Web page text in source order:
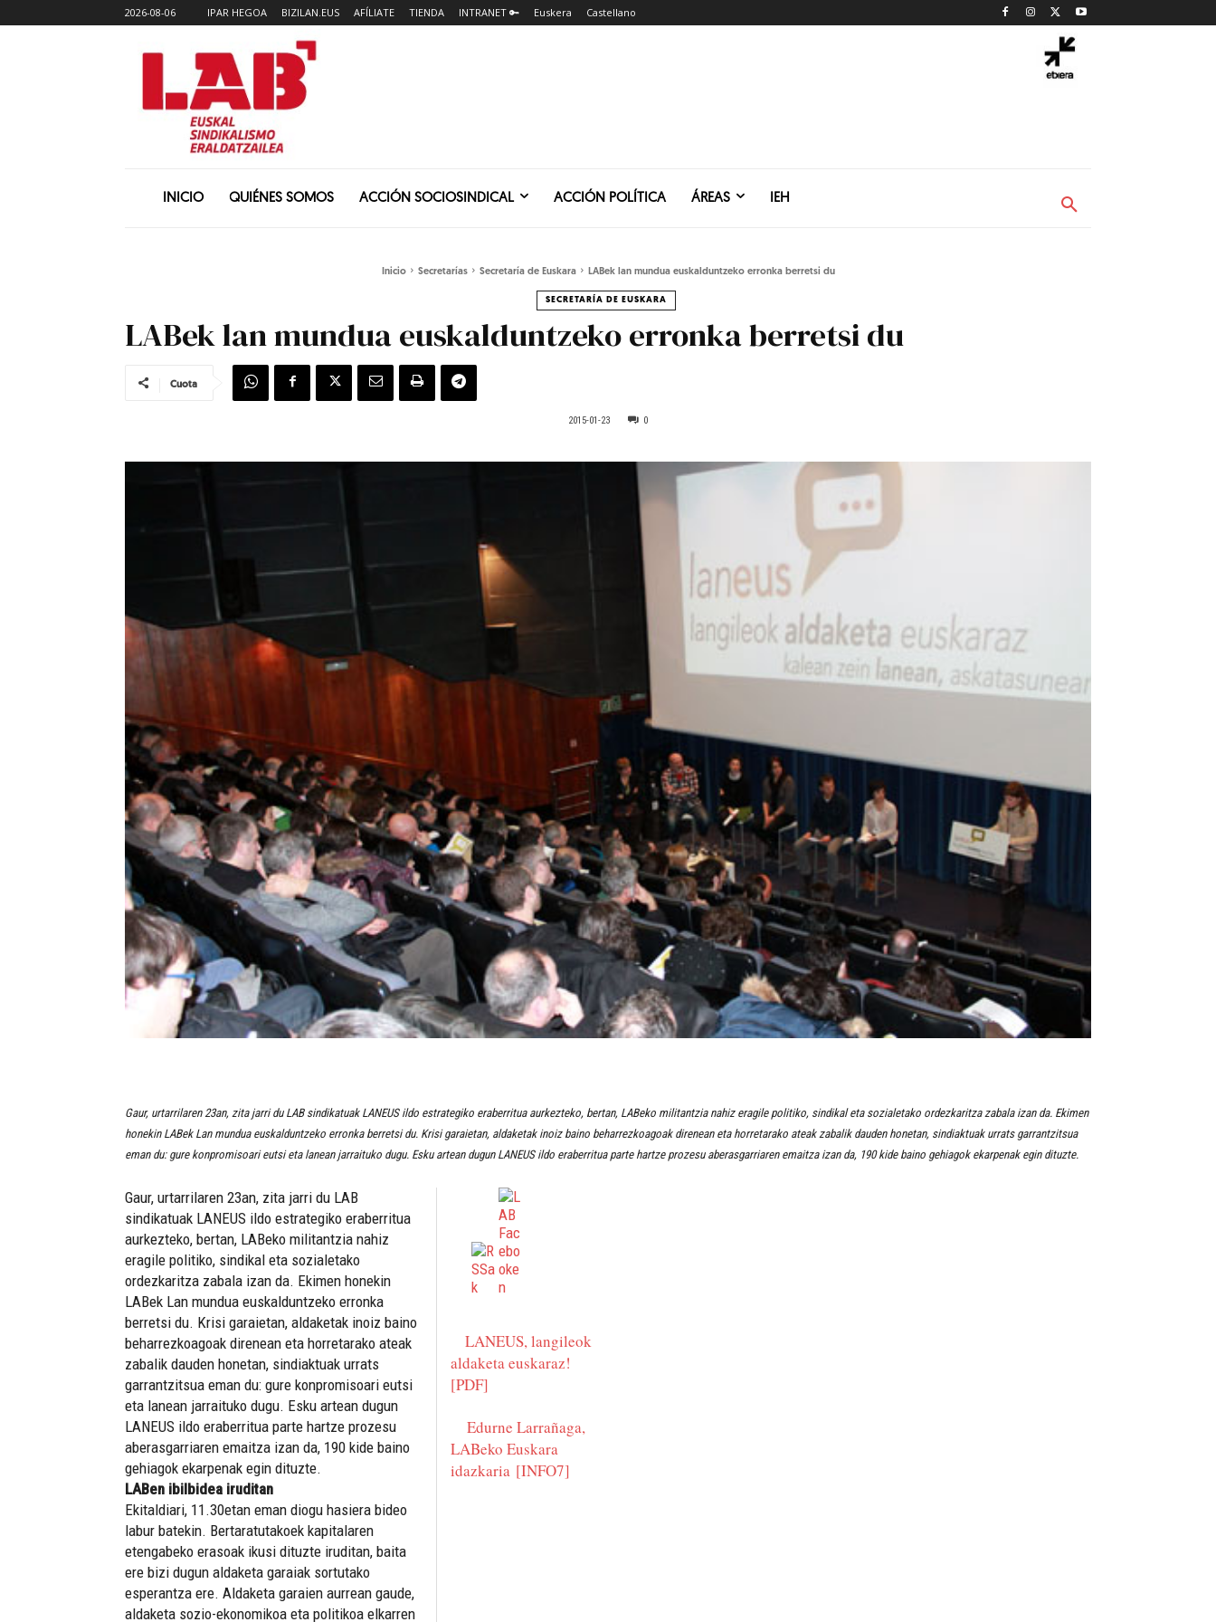
2026-08-06 IPAR HEGOA BIZILAN.EUS AFÍLIATE TIENDA INTRANET 🔑 Euskera Castellano
INICIO QUIÉNES SOMOS ACCIÓN SOCIOSINDICAL ACCIÓN POLÍTICA ÁREAS IEH
Inicio Secretarías Secretaría de Euskara LABek lan mundua euskalduntzeko erronka berretsi du
SECRETARÍA DE EUSKARA
LABek lan mundua euskalduntzeko erronka berretsi du
Cuota
2015-01-23 0
Gaur, urtarrilaren 23an, zita jarri du LAB sindikatuak LANEUS ildo estrategiko eraberritua aurkezteko, bertan, LABeko militantzia nahiz eragile politiko, sindikal eta sozialetako ordezkaritza zabala izan da. Ekimen
honekin LABek Lan mundua euskalduntzeko erronka berretsi du. Krisi garaietan, aldaketak inoiz baino beharrezkoagoak direnean eta horretarako ateak zabalik dauden honetan, sindiaktuak urrats garrantzitsua
eman du: gure konpromisoari eutsi eta lanean jarraituko dugu. Esku artean dugun LANEUS ildo eraberritua parte hartze prozesu aberasgarriaren emaitza izan da, 190 kide baino gehiagok ekarpenak egin dituzte.
Gaur, urtarrilaren 23an, zita jarri du LAB
sindikatuak LANEUS ildo estrategiko eraberritua
aurkezteko, bertan, LABeko militantzia nahiz
eragile politiko, sindikal eta sozialetako
ordezkaritza zabala izan da. Ekimen honekin
LABek Lan mundua euskalduntzeko erronka
berretsi du. Krisi garaietan, aldaketak inoiz baino
beharrezkoagoak direnean eta horretarako ateak
zabalik dauden honetan, sindiaktuak urrats
garrantzitsua eman du: gure konpromisoari eutsi
eta lanean jarraituko dugu. Esku artean dugun
LANEUS ildo eraberritua parte hartze prozesu
aberasgarriaren emaitza izan da, 190 kide baino
gehiagok ekarpenak egin dituzte.
LABen ibilbidea iruditan
Ekitaldiari, 11.30etan eman diogu hasiera bideo
labur batekin. Bertaratutakoek kapitalaren
etengabeko erasoak ikusi dituzte iruditan, baita
ere bizi dugun aldaketa garaiak sortutako
esperantza ere. Aldaketa garaien aurrean gaude,
aldaketa sozio-ekonomikoa eta politikoa elkarren
LANEUS, langileok
aldaketa euskaraz!
[PDF]
Edurne Larrañaga,
LABeko Euskara
idazkaria [INFO7]